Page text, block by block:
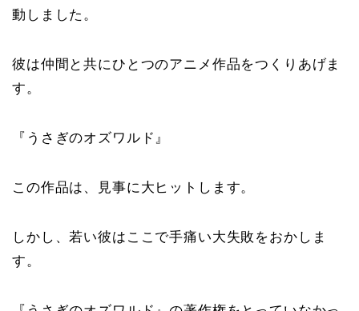
動しました。
彼は仲間と共にひとつのアニメ作品をつくりあげま
す。
『うさぎのオズワルド』
この作品は、見事に大ヒットします。
しかし、若い彼はここで手痛い大失敗をおかしま
す。